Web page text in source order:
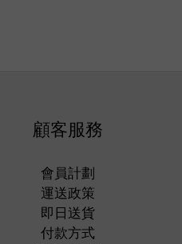
顧客服務
會員計劃
運送政策
即日送貨
付款方式